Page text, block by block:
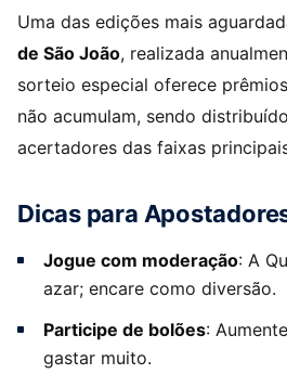
Uma das edições mais
de São João, realizada
sorteio especial oferece
não acumulam, sendo
acertadores das faixas
Dicas para
Jogue com moderação: A
azar; encare como diversão.
Participe de bolões:
gastar muito.